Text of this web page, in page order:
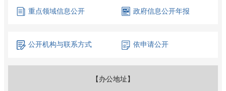
重点领域信息公开 政府信息公开年报
公开机构与联系方式 依申请公开
【办公地址】